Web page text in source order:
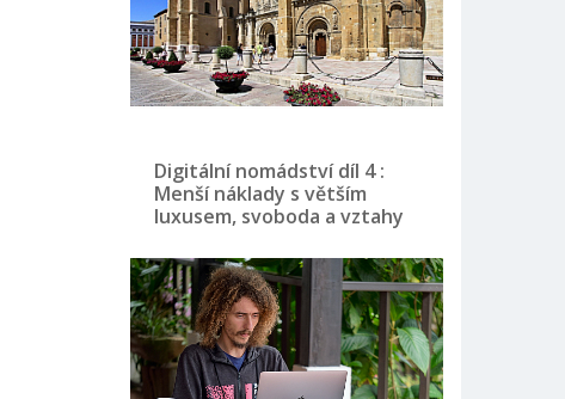
Digitální nomádství díl 4 :
Menší náklady s větším
luxusem, svoboda a vztahy